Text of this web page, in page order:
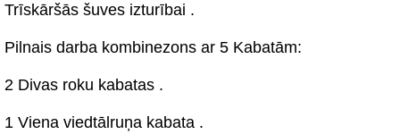
Trīskāršās šuves izturībai .
Pilnais darba kombinezons ar 5 Kabatām:
2 Divas roku kabatas .
1 Viena viedtālruņa kabata .